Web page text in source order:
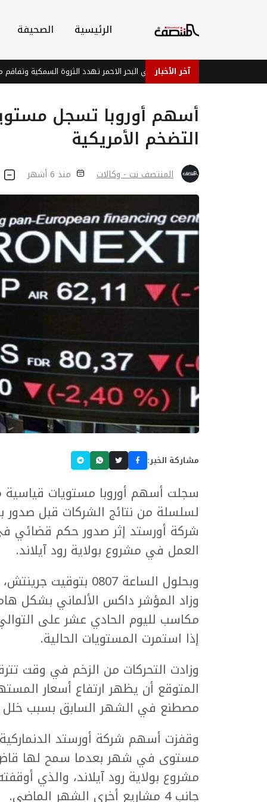
الرئيسية الصحيفة
آخر الأخبار
عصابة الحوثي في البحر الاحمر تهدد الثروة السمكية وتفاقم معاناة
أسهم أوروبا تسجل
التضخم الأمريكية
المنتصف نت - وكالات منذ 6 أشهر
مشاركة الخبر:
سجلت أسهم ⁠أوروبا مستويات قياسية
لسلسلة من نتائج الشركات قبل صدور
شركة أورستد إثر صدور حكم قضائي
العمل في مشروع ⁠بولاية رود آيلاند.
وزاد المؤشر داكس الألماني بشكل
إذا ​استمرت المستويات الحالية.
وزادت التحركات من الزخم ​في وقت
المتوقع أن يظهر ارتفاع أسعار
مصطنع في الشهر السابق بسبب خلل
مستوى في شهر بعدما سمح لها قاض
مشروع بولاية رود آيلاند، والذي
جانب 4 مشاريع أخرى الشهر الماضي.